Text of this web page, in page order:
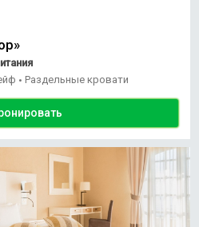
• Раздельные кровати